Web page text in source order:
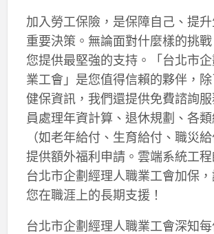
加入勞工保險，是保障自己、提
重要決策。無論面對什麼樣的挑
您提供最堅強的支持。「台北市
業工會」是您值得信賴的夥伴，
健保資訊，我們還提供免費諮詢
員處理年資計算、退休規劃、各
（如老年給付、生育給付、職災
提供額外福利申請。雲端系統工
台北市企劃經理人職業工會加保
您在職涯上的長期支援！
台北市企劃經理人職業工會深知